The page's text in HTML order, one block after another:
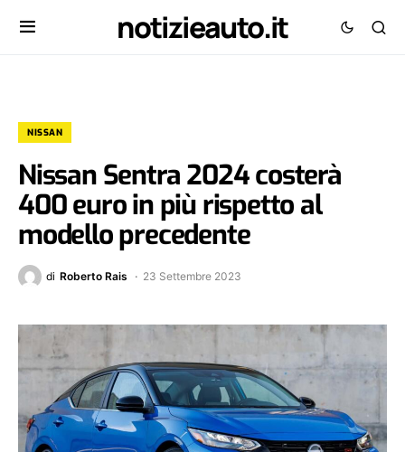
notizieauto.it
NISSAN
Nissan Sentra 2024 costerà
400 euro in più rispetto al
modello precedente
di Roberto Rais 23 Settembre 2023